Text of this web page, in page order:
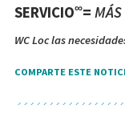
SERVICIO∞= MÁS
WC Loc las
COMPARTE ESTE